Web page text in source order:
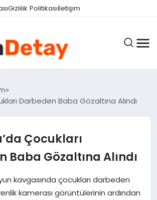
Gizlilik Politikasıİletişim
Darbeden Baba Gözaltına Alındı
Çocukları
Baba Gözaltına Alındı
kavgasında çocukları darbeden
kamerası görüntülerinin ardından